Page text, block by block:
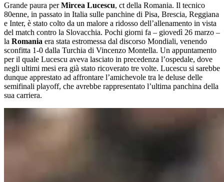
Grande paura perMircea Lucescu, ct della Romania. Il tecnico
80enne, in passato in Italia sulle panchine di Pisa, Brescia, Reggiana
e Inter, è stato colto da un malore a ridosso dell’allenamento in vista
del match contro la Slovacchia. Pochi giorni fa – giovedì 26 marzo –
la Romania era stata estromessa dal discorso Mondiali, venendo
sconfitta 1-0 dalla Turchia di Vincenzo Montella. Un appuntamento
per il quale Lucescu aveva lasciato in precedenza l’ospedale, dove
negli ultimi mesi era già stato ricoverato tre volte. Lucescu si sarebbe
dunque apprestato ad affrontare l’amichevole tra le deluse delle
semifinali playoff, che avrebbe rappresentato l’ultima panchina della
sua carriera.